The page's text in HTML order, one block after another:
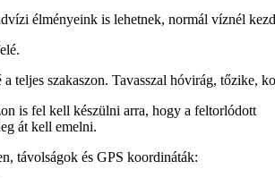
élményeink is lehetnek, normál víznél
teljes szakaszon. Tavasszal hóvirág, tőzike,
is fel kell készülni arra, hogy a feltorlódott
át kell emelni.
távolságok és GPS koordináták: